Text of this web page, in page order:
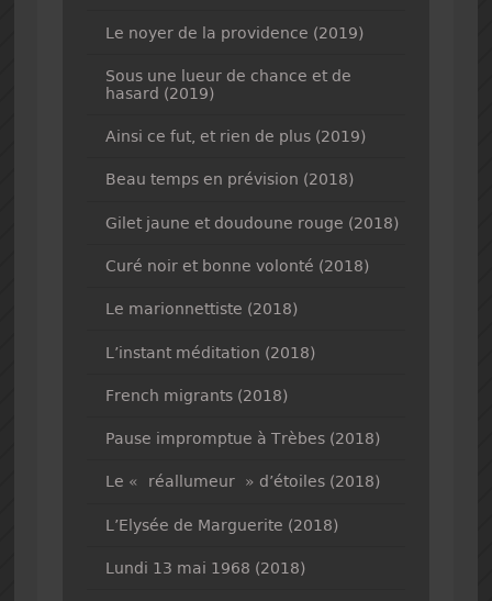
Le noyer de la providence (2019)
Sous une lueur de chance et de
hasard (2019)
Ainsi ce fut, et rien de plus (2019)
Beau temps en prévision (2018)
Gilet jaune et doudoune rouge (2018)
Curé noir et bonne volonté (2018)
Le marionnettiste (2018)
L’instant méditation (2018)
French migrants (2018)
Pause impromptue à Trèbes (2018)
Le « réallumeur » d’étoiles (2018)
L’Elysée de Marguerite (2018)
Lundi 13 mai 1968 (2018)